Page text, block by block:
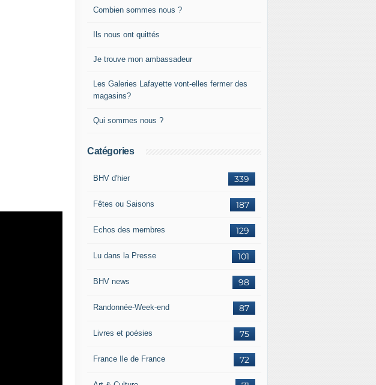
Combien sommes nous ?
Ils nous ont quittés
Je trouve mon ambassadeur
Les Galeries Lafayette vont-elles fermer des
magasins?
Qui sommes nous ?
Catégories
339
BHV d'hier
187
Fêtes ou Saisons
129
Echos des membres
101
Lu dans la Presse
98
BHV news
87
Randonnée-Week-end
75
Livres et poésies
72
France Ile de France